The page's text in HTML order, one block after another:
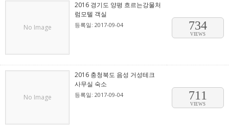
No Image
2016 경기도 양평 흐르는강물처
럼모텔 객실
등록일: 2017-09-04 734
VIEWS
No Image
2016 충청북도 음성 거성테크
사무실 숙소
등록일: 2017-09-04 711
VIEWS